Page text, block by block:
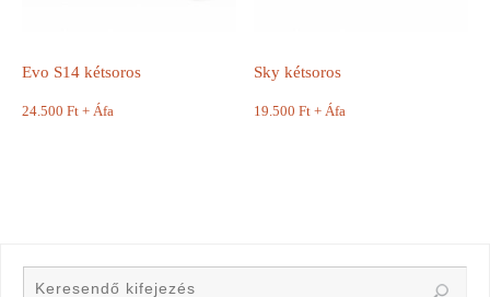
Evo S14 kétsoros
24.500 Ft + Áfa
Sky kétsoros
19.500Ft + Áfa